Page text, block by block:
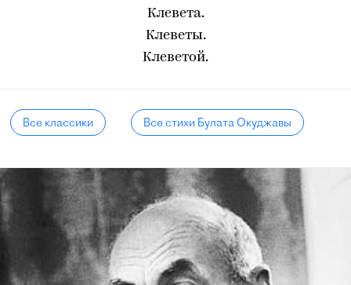
Клевета.
Клеветы.
Клеветой.
Все классики Все стихи Булата Окуджавы